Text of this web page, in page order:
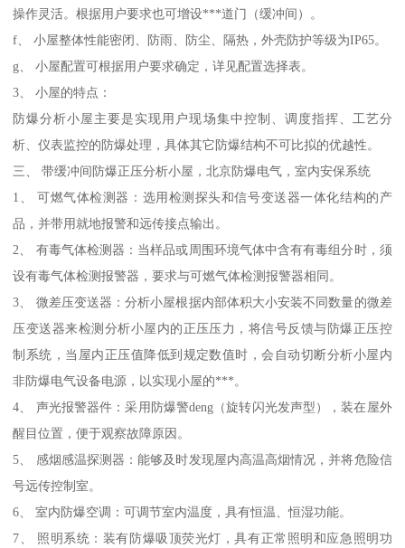
操作灵活。根据用户要求也可增设***道门（缓冲间）。
f、 小屋整体性能密闭、防雨、防尘、隔热，外壳防护等级为IP65。
g、 小屋配置可根据用户要求确定，详见配置选择表。
3、 小屋的特点：
防爆分析小屋主要是实现用户现场集中控制、调度指挥、工艺分
析、仪表监控的防爆处理，具体其它防爆结构不可比拟的优越性。
三、 带缓冲间防爆正压分析小屋，北京防爆电气，室内安保系统
1、 可燃气体检测器：选用检测探头和信号变送器一体化结构的产
品，并带用就地报警和远传接点输出。
2、 有毒气体检测器：当样品或周围环境气体中含有有毒组分时，须
设有毒气体检测报警器，要求与可燃气体检测报警器相同。
3、 微差压变送器：分析小屋根据内部体积大小安装不同数量的微差
压变送器来检测分析小屋内的正压压力，将信号反馈与防爆正压控
制系统，当屋内正压值降低到规定数值时，会自动切断分析小屋内
非防爆电气设备电源，以实现小屋的***。
4、 声光报警器件：采用防爆警deng（旋转闪光发声型），装在屋外
醒目位置，便于观察故障原因。
5、 感烟感温探测器：能够及时发现屋内高温高烟情况，并将危险信
号远传控制室。
6、 室内防爆空调：可调节室内温度，具有恒温、恒湿功能。
7、 照明系统：装有防爆吸顶荧光灯，具有正常照明和应急照明功